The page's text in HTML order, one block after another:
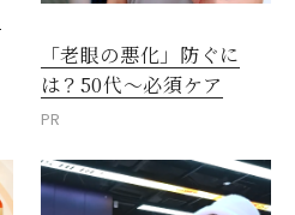
「老眼の悪化」防ぐに
は？50代～必須ケア
PR